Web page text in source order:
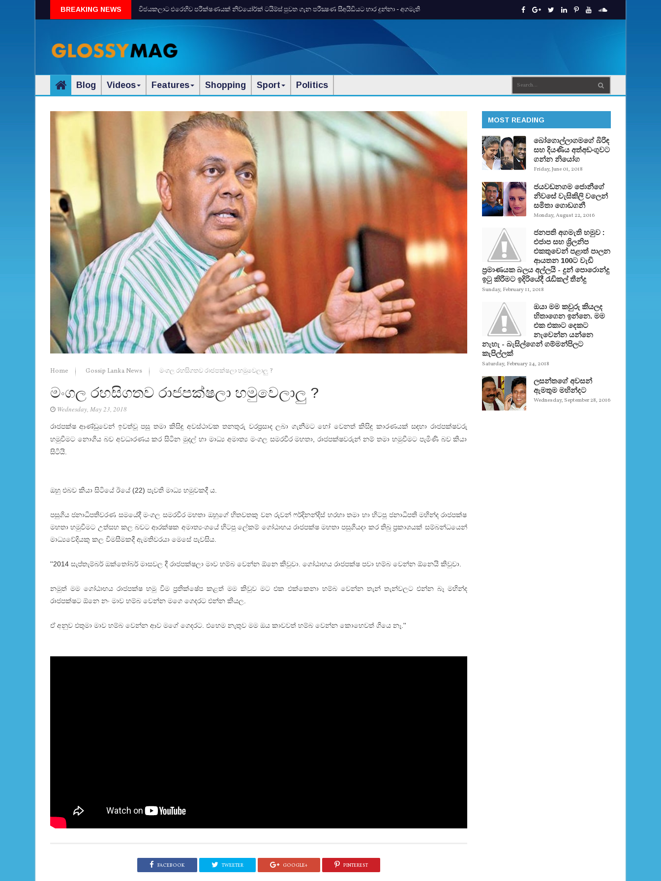
BREAKING NEWS සමාජ ව්‍යවසායකත්ව ක්‍ෂේත්‍රය ප්‍රචලිත කිරීමට සහය
Blog Videos Features Shopping Sport Politics
Home Gossip Lanka News මංගල රහසිගතව රාජපක්ෂලා හමුවෙලාලු ?
මංගල රහසිගතව රාජපක්ෂලා හමුවෙලාලු ?
Wednesday, May 23, 2018
රාජපක්ෂ ආණ්ඩුවෙන් ඉවත්වූ පසු තමා කිසිඳු අවස්ථාවක තනතුරු වරප්‍රසාද ලබා ගැනීමට හෝ වෙනත් කිසිඳු කාරණයක් සඳහා රාජපක්ෂවරු
හමුවීමට නොගිය බව අවධාරණය කර සිටින මුදල් හා මාධ්‍ය අමාත්‍ය මංගල සමරවීර මහතා, රාජපක්ෂවරුන් නම් තමා හමුවීමට පැමිණි බව කියා
සිටියි.
ඔහු එබව කියා සිටියේ ඊයේ (22) පැවති මාධ්‍ය හමුවකදී ය.
පසුගිය ජනාධිපතිවරණ සමයේදී මංගල සමරවීර මහතා ඔහුගේ හිතවතකු වන රුවන් ෆර්දිනන්දිස් හරහා තමා හා හිටපු ජනාධිපති මහින්ද රාජපක්ෂ
මහතා හමුවීමට උත්සහ කල බවට ආරක්ෂක අමාත්‍යංශයේ හිටපු ලේකම් ගෝඨාභය රාජපක්ෂ මහතා පසුගියදා කර තිබු ප්‍රකාශයක් සම්බන්ධයෙන්
මාධ්‍යවේදියකු කල විමසීමකදී ඇමතිවරයා මෙසේ පැවසිය.
''2014 සැප්තැම්බර් ඔක්තෝබර් මාසවල දී රාජපක්ෂලා මාව හම්බ වෙන්න ඕනෙ කිවුවා. ගෝඨාභය රාජපක්ෂ පවා හම්බ වෙන්න ඕනෙයි කිවුවා.
නමුත් මම ගෝඨාභය රාජපක්ෂ හමු වීම ප්‍රතික්ෂේප කළත් මම කිවුව මට එක එක්කෙනා හම්බ වෙන්න තැන් තැන්වලට එන්න බෑ මහින්ද
රාජපක්ෂට ඕනෙ නං මාව හම්බ වෙන්න මගෙ ගෙදරට එන්න කියල.
ඒ අනුව එතුමා මාව හම්බ වෙන්න ආව මගේ ගෙදරට. එහෙම නැතුව මම ඔය කාවවත් හම්බ වෙන්න කොහෙවත් ගියෙ නෑ.''
FACEBOOK TWEETER GOOGLE+ PINTEREST
MOST READING
බෝගොල්ලාගමගේ බිරිඳ
සහ දියණිය අත්අඩංගුවට
ගන්න නියෝග
Friday, June 01, 2018
ජයවඩනගම ජොනීගේ
නිවසේ වැසිකිලි වලෙන්
සමිතා ගොඩගනී
Monday, August 22, 2016
ජනපති අගමැති හමුව :
එජාප සහ ශ්‍රිලනිප
එකතුවෙන් පළාත් පාලන
ආයතන 100ට වැඩි
ප්‍රමාණයක බලය අල්ලයි - දුන් පොරොන්දු
ඉටු කිරීමට ඉදිරියේදී රැඩිකල් තීන්දු
Sunday, February 11, 2018
ඔයා මම කවුරු කියලද
හිතාගෙන ඉන්නෙ. මම
එක එකාට දෙකට
නැවෙන්න යන්නෙ
නැහැ - බැසිල්ගෙන් ගම්මන්පිලට
කැපිල්ලක්
Saturday, February 24, 2018
ලසන්තගේ අවසන්
ඇමතුම මහින්දට
Wednesday, September 28, 2016